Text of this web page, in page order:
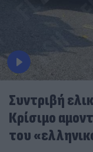
Συντριβή
Κρίσιμο
του